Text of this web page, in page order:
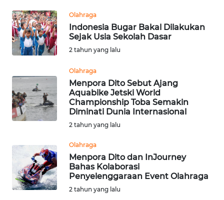
Olahraga
Indonesia Bugar Bakal Dilakukan
Sejak Usia Sekolah Dasar
2 tahun yang lalu
Olahraga
Menpora Dito Sebut Ajang
Aquabike Jetski World
Championship Toba Semakin
Diminati Dunia Internasional
2 tahun yang lalu
Olahraga
Menpora Dito dan InJourney
Bahas Kolaborasi
Penyelenggaraan Event Olahraga
2 tahun yang lalu
WN
MALUT
WN
WN
DANAU
TOBA
WN
LANGKAT